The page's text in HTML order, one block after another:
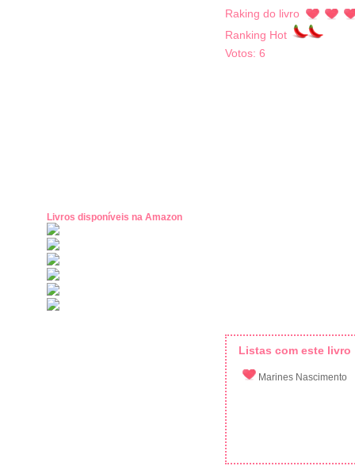
Livros disponíveis na Amazon
Raking do livro
Ranking Hot
Votos: 6
Listas com este livro
Marines Nascimento